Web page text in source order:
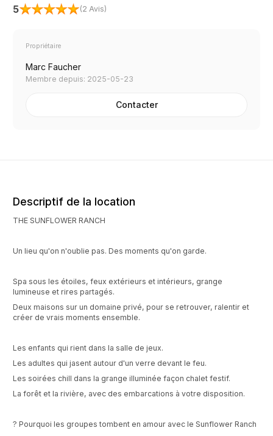
5 (2 Avis)
Propriétaire
Marc Faucher
Membre depuis: 2025-05-23
Contacter
Descriptif de la location
THE SUNFLOWER RANCH
Un lieu qu'on n'oublie pas. Des moments qu'on garde.
Spa sous les étoiles, feux extérieurs et intérieurs, grange
lumineuse et rires partagés.
Deux maisons sur un domaine privé, pour se retrouver, ralentir et
créer de vrais moments ensemble.
Les enfants qui rient dans la salle de jeux.
Les adultes qui jasent autour d'un verre devant le feu.
Les soirées chill dans la grange illuminée façon chalet festif.
La forêt et la rivière, avec des embarcations à votre disposition.
? Pourquoi les groupes tombent en amour avec le Sunflower Ranch